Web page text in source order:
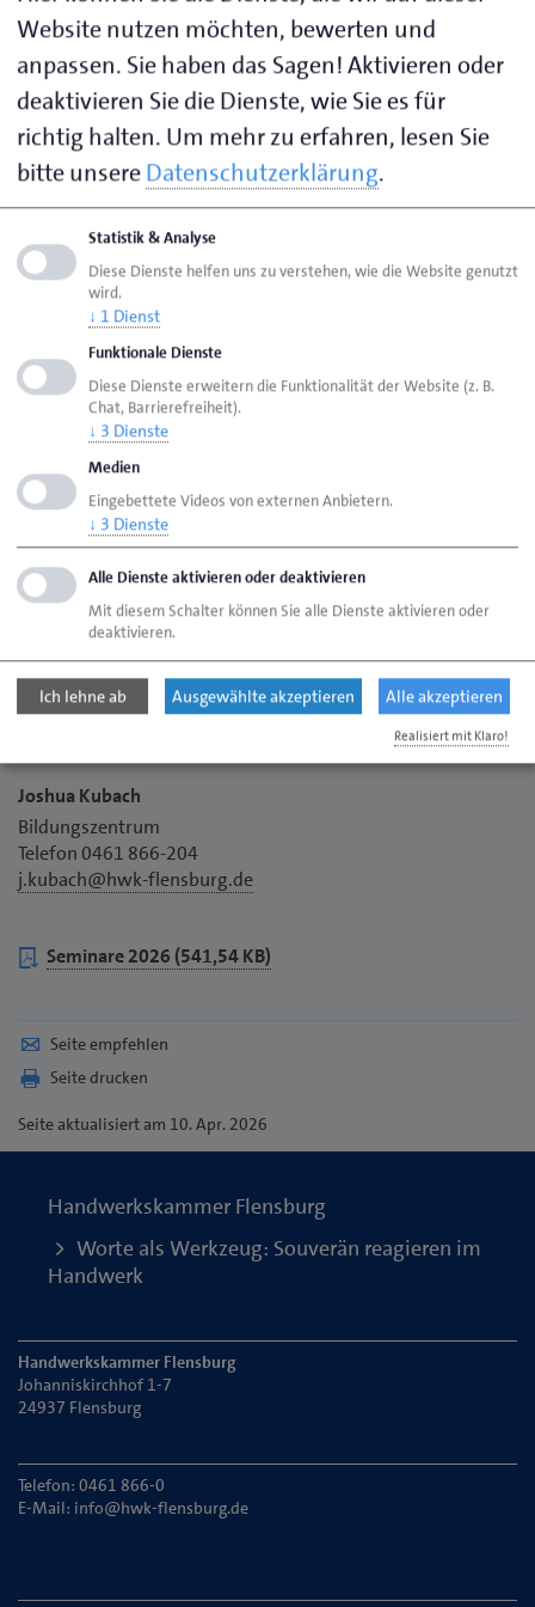
sorgen dafür, dass das Gelernte sofort anwendbar ist.
Flexible Ausrichtung:
Der Dozent greift die Anliegen und Situationen der
Teilnehmenden auf und richtet Inhalte daran aus –
sodass jede Gruppe genau die Werkzeuge bekommt,
die sie wirklich braucht.
Hier anmelden
12.05.2026
9.00 - 16.00 Uhr
Preis: 199,00 €
incl. Lehrgangsunterlagen und Verpflegung
Joshua Kubach
Bildungszentrum
Telefon 0461 866-204
j.kubach@hwk-flensburg.de
Download
Seminare 2026 (541,54 KB)
Seite empfehlen
Seite drucken
Seiteaktualisiert am 10. Apr. 2026
Handwerkskammer Flensburg
Worte als Werkzeug: Souverän reagieren im
Handwerk
Handwerkskammer Flensburg
Johanniskirchhof 1-7
24937 Flensburg
Telefon: 0461 866-0
E-Mail: info@hwk-flensburg.de
Website nutzen möchten, bewerten und
anpassen. Sie haben das Sagen! Aktivieren oder
deaktivieren Sie die Dienste, wie Sie es für
richtig halten. Um mehr zu erfahren, lesen Sie
bitte unsereDatenschutzerklärung.
Statistik & Analyse
Diese Dienste helfen uns zu verstehen, wie die Website genutzt
wird.
↓ 1 Dienst
Funktionale Dienste
Diese Dienste erweitern die Funktionalität der Website (z. B.
Chat, Barrierefreiheit).
↓ 3 Dienste
Medien
Eingebettete Videos von externen Anbietern.
↓ 3 Dienste
Alle Dienste aktivieren oder deaktivieren
Mit diesem Schalter können Sie alle Dienste aktivieren oder
deaktivieren.
Ich lehne ab Ausgewählte akzeptieren Alle akzeptieren
Realisiert mit Klaro!